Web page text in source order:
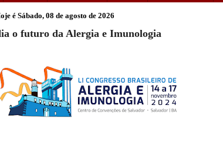
é Sábado, 08 de agosto de 2026
o futuro da Alergia e Imunologia